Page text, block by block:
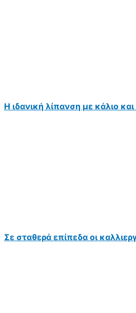
Η ιδανική λίπανση με κάλιο
Σε σταθερά επίπεδα οι